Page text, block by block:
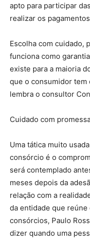
apto para participar
realizar os
Escolha com cuidado,
funciona como
existe para a maioria
que o consumidor tem
lembra o consultor
Cuidado com
Uma tática muito
consórcio é o
será contemplado
meses depois da
relação com a
da entidade que
consórcios, Paulo
dizer quando uma